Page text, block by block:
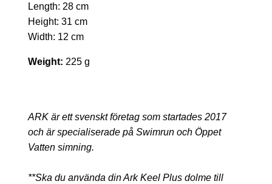
Length: 28 cm
Height: 31 cm
Width: 12 cm
Weight: 225 g
ARK är ett svenskt företag som startades 2017
och är specialiserade på Swimrun och Öppet
Vatten simning.
**Ska du använda din Ark Keel Plus dolme till